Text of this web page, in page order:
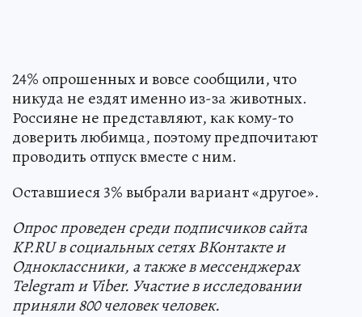
24% опрошенных и вовсе сообщили, что
никуда не ездят именно из-за животных.
Россияне не представляют, как кому-то
доверить любимца, поэтому предпочитают
проводить отпуск вместе с ним.
Оставшиеся 3% выбрали вариант «другое».
Опрос проведен среди подписчиков сайта
KP.RU в социальных сетях ВКонтакте и
Одноклассники, а также в мессенджерах
Telegram и Viber. Участие в исследовании
приняли 800 человек человек.